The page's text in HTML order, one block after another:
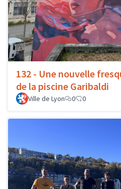
132 - Une nouvelle
de la piscine Garibaldi
Ville de Lyon 0 0